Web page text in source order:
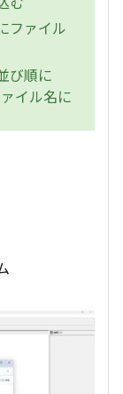
ファイル
び順に
イル名に